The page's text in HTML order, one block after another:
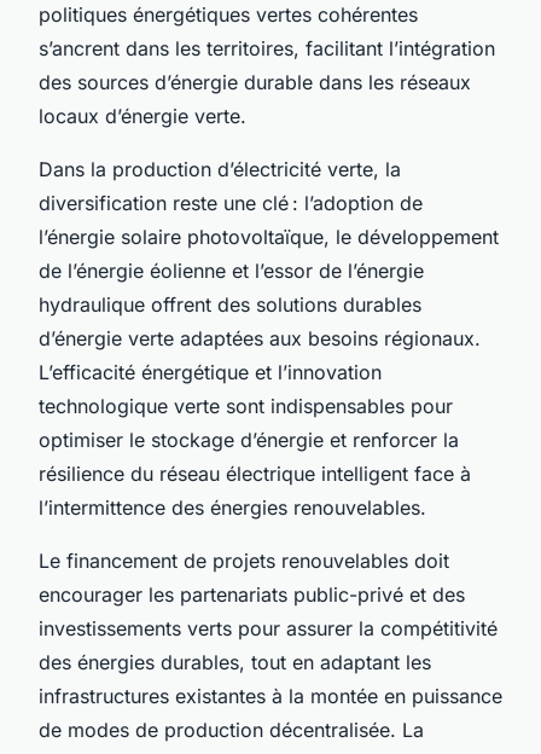
politiques énergétiques vertes cohérentes
s’ancrent dans les territoires, facilitant l’intégration
des sources d’énergie durable dans les réseaux
locaux d’énergie verte.
Dans la production d’électricité verte, la
diversification reste une clé : l’adoption de
l’énergie solaire photovoltaïque, le développement
de l’énergie éolienne et l’essor de l’énergie
hydraulique offrent des solutions durables
d’énergie verte adaptées aux besoins régionaux.
L’efficacité énergétique et l’innovation
technologique verte sont indispensables pour
optimiser le stockage d’énergie et renforcer la
résilience du réseau électrique intelligent face à
l’intermittence des énergies renouvelables.
Le financement de projets renouvelables doit
encourager les partenariats public-privé et des
investissements verts pour assurer la compétitivité
des énergies durables, tout en adaptant les
infrastructures existantes à la montée en puissance
de modes de production décentralisée. La